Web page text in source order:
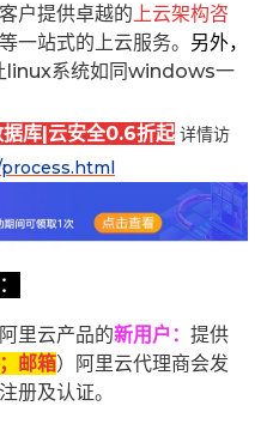
户提供卓越的 上云架构咨
等一站式的上云服务。 另外，
linux系统如同windows一
库|云安全0.6折起 详情访
里云产品的新用户 ： 提供
邮箱）阿里云代理商会发
册及认证。